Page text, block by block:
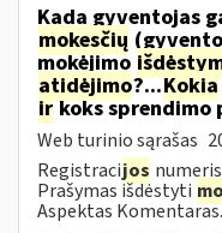
Kada gyventojas
mokesčių
mokėjimo
atidėjimo?...Kokia
irkoks sprendimo
Web turinio sąrašas
Registracijos
Prašymas išdėstyti
Aspektas